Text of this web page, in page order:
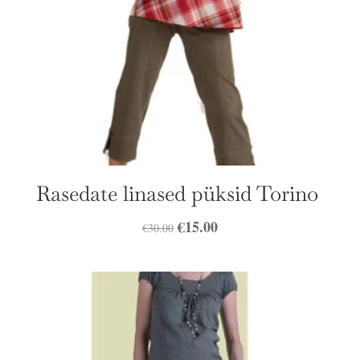
Rasedate linased püksid Torino
€30.00 Algne
oli:
€30.00.
€15.00Praegune
on:
€15.00.